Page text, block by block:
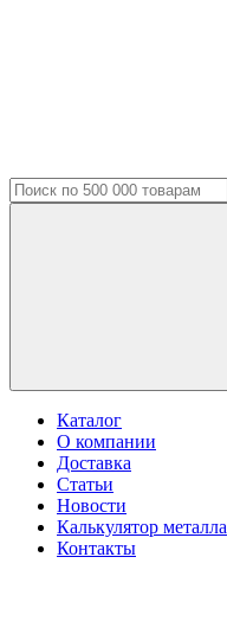
Каталог
О компании
Доставка
Статьи
Новости
Калькулятор металла
Контакты